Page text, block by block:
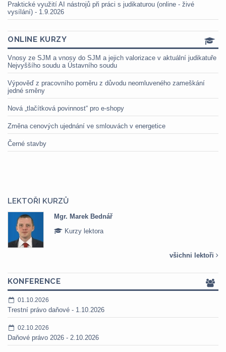
Praktické využití AI nástrojů při práci s judikaturou (online - živé
vysílání) - 1.9.2026
ONLINE KURZY
Vnosy ze SJM a vnosy do SJM a jejich valorizace v aktuální judikatuře
Nejvyššího soudu a Ústavního soudu
Výpověď z pracovního poměru z důvodu neomluveného zameškání
jedné směny
Nová „tlačítková povinnost“ pro e-shopy
Změna cenových ujednání ve smlouvách v energetice
Černé stavby
LEKTOŘI KURZŮ
Mgr. Marek Bednář
Kurzy lektora
všichni lektoři
KONFERENCE
01.10.2026
Trestní právo daňové - 1.10.2026
02.10.2026
Daňové právo 2026 - 2.10.2026